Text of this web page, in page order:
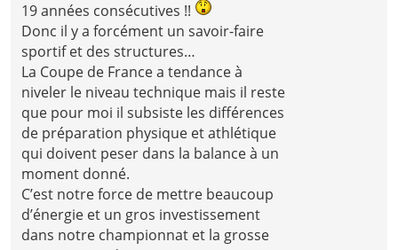
19 années consécutives !!
Donc il y a forcément un savoir-faire
sportif et des structures…
La Coupe de France a tendance à
niveler le niveau technique mais il reste
que pour moi il subsiste les différences
de préparation physique et athlétique
qui doivent peser dans la balance à un
moment donné.
C’est notre force de mettre beaucoup
d’énergie et un gros investissement
dans notre championnat et la grosse